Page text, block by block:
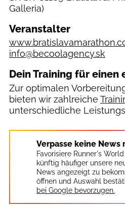
Galleria)
Veranstalter
info@becoolagency.sk
Dein Training für
Zur optimalen
bieten wir zahlreiche
unterschiedliche
Verpasse keine News
Favorisiere Runner's
künftig häufiger unsere
News angezeigt zu
öffnen und Auswahl
bei Google bevorzugen.